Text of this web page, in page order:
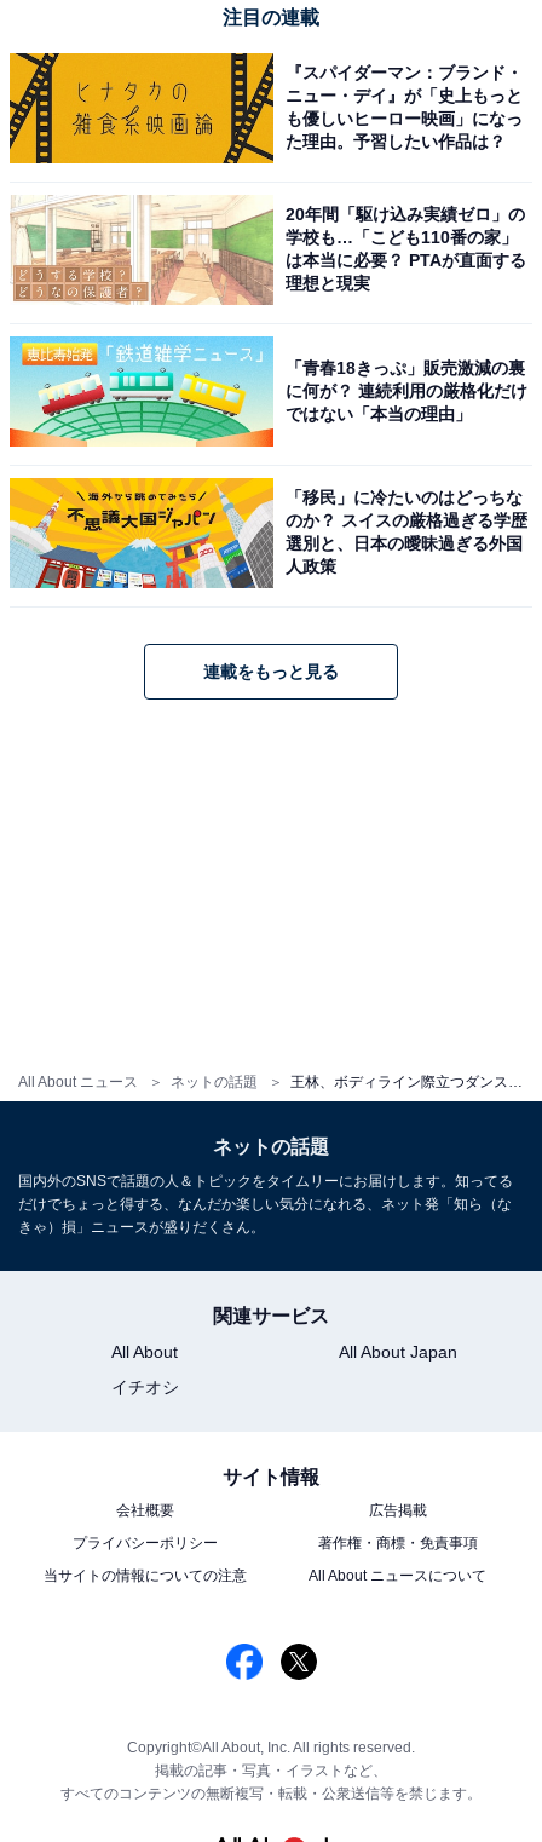
All About ニュース ネットの話題
注目の連載
『スパイダーマン：ブランド・
ニュー・デイ』が「史上もっと
も優しいヒーロー映画」になっ
た理由。予習したい作品は？
20年間「駆け込み実績ゼロ」の
学校も…「こども110番の家」
は本当に必要？ PTAが直面する
理想と現実
「青春18きっぷ」販売激減の裏
に何が？ 連続利用の厳格化だけ
ではない「本当の理由」
「移民」に冷たいのはどっちな
のか？ スイスの厳格過ぎる学歴
選別と、日本の曖昧過ぎる外国
人政策
連載をもっと見る
ネットの話題
国内外のSNSで話題の人＆トピックをタイムリーにお届けします。知ってる
だけでちょっと得する、なんだか楽しい気分になれる、ネット発「知ら（な
きゃ）損」ニュースが盛りだくさん。
関連サービス
All About
All About Japan
イチオシ
サイト情報
会社概要
広告掲載
プライバシーポリシー
著作権・商標・免責事項
当サイトの情報についての注意
All About ニュースについて
Copyright©All About, Inc. All rights reserved.
掲載の記事・写真・イラストなど、
すべてのコンテンツの無断複写・転載・公衆送信等を禁じます。